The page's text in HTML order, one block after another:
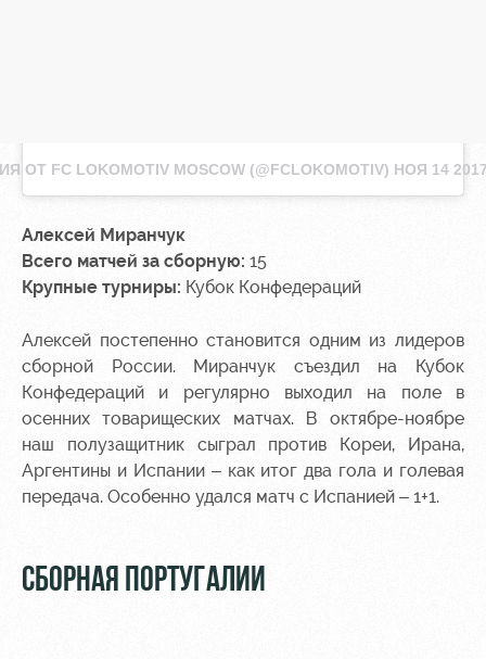
ОТ FC LOKOMOTIV MOSCOW (@FCLOKOMOTIV) НОЯ 14
Алексей Миранчук
Всего матчей за сборную: 15
Крупные турниры: Кубок Конфедераций
Алексей постепенно становится одним из лидеров
сборной России. Миранчук съездил на Кубок
Конфедераций и регулярно выходил на поле в
осенних товарищеских матчах. В октябре-ноябре
наш полузащитник сыграл против Кореи, Ирана,
Аргентины и Испании – как итог два гола и голевая
передача. Особенно удался матч с Испанией – 1+1.
СБОРНАЯ ПОРТУГАЛИИ